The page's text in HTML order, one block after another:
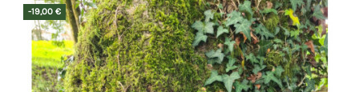
-19,00 €